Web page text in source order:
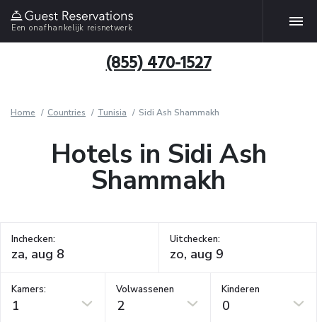
Een onafhankelijk reisnetwerk
(855) 470-1527
Home Countries Tunisia Sidi Ash Shammakh
Hotels in Sidi Ash
Shammakh
Inchecken: Uitchecken:
Kamers:
1
Volwassenen
2
Kinderen
0